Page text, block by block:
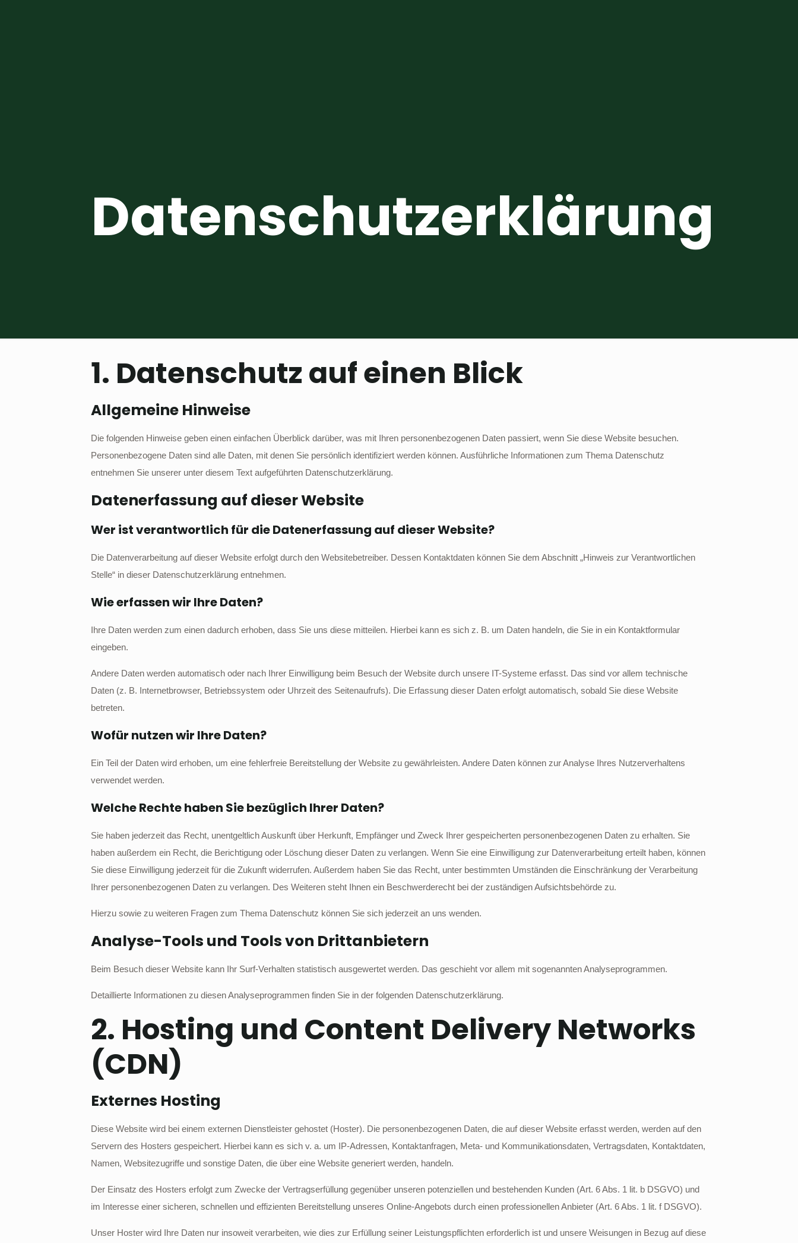
Datenschutzerklärung
1. Datenschutz auf einen Blick
Allgemeine Hinweise
Die folgenden Hinweise geben einen einfachen Überblick darüber, was mit Ihren personenbezogenen Daten passiert, wenn Sie diese Website besuchen.
Personenbezogene Daten sind alle Daten, mit denen Sie persönlich identifiziert werden können. Ausführliche Informationen zum Thema Datenschutz
entnehmen Sie unserer unter diesem Text aufgeführten Datenschutzerklärung.
Datenerfassung auf dieser Website
Wer ist verantwortlich für die Datenerfassung auf dieser Website?
Die Datenverarbeitung auf dieser Website erfolgt durch den Websitebetreiber. Dessen Kontaktdaten können Sie dem Abschnitt „Hinweis zur Verantwortlichen
Stelle“ in dieser Datenschutzerklärung entnehmen.
Wie erfassen wir Ihre Daten?
Ihre Daten werden zum einen dadurch erhoben, dass Sie uns diese mitteilen. Hierbei kann es sich z. B. um Daten handeln, die Sie in ein Kontaktformular
eingeben.
Andere Daten werden automatisch oder nach Ihrer Einwilligung beim Besuch der Website durch unsere IT-Systeme erfasst. Das sind vor allem technische
Daten (z. B. Internetbrowser, Betriebssystem oder Uhrzeit des Seitenaufrufs). Die Erfassung dieser Daten erfolgt automatisch, sobald Sie diese Website
betreten.
Wofür nutzen wir Ihre Daten?
Ein Teil der Daten wird erhoben, um eine fehlerfreie Bereitstellung der Website zu gewährleisten. Andere Daten können zur Analyse Ihres Nutzerverhaltens
verwendet werden.
Welche Rechte haben Sie bezüglich Ihrer Daten?
Sie haben jederzeit das Recht, unentgeltlich Auskunft über Herkunft, Empfänger und Zweck Ihrer gespeicherten personenbezogenen Daten zu erhalten. Sie
haben außerdem ein Recht, die Berichtigung oder Löschung dieser Daten zu verlangen. Wenn Sie eine Einwilligung zur Datenverarbeitung erteilt haben, können
Sie diese Einwilligung jederzeit für die Zukunft widerrufen. Außerdem haben Sie das Recht, unter bestimmten Umständen die Einschränkung der Verarbeitung
Ihrer personenbezogenen Daten zu verlangen. Des Weiteren steht Ihnen ein Beschwerderecht bei der zuständigen Aufsichtsbehörde zu.
Hierzu sowie zu weiteren Fragen zum Thema Datenschutz können Sie sich jederzeit an uns wenden.
Analyse-Tools und Tools von Dritt­anbietern
Beim Besuch dieser Website kann Ihr Surf-Verhalten statistisch ausgewertet werden. Das geschieht vor allem mit sogenannten Analyseprogrammen.
Detaillierte Informationen zu diesen Analyseprogrammen finden Sie in der folgenden Datenschutzerklärung.
2. Hosting und Content Delivery Networks
(CDN)
Externes Hosting
Diese Website wird bei einem externen Dienstleister gehostet (Hoster). Die personenbezogenen Daten, die auf dieser Website erfasst werden, werden auf den
Servern des Hosters gespeichert. Hierbei kann es sich v. a. um IP-Adressen, Kontaktanfragen, Meta- und Kommunikationsdaten, Vertragsdaten, Kontaktdaten,
Namen, Websitezugriffe und sonstige Daten, die über eine Website generiert werden, handeln.
Der Einsatz des Hosters erfolgt zum Zwecke der Vertragserfüllung gegenüber unseren potenziellen und bestehenden Kunden (Art. 6 Abs. 1 lit. b DSGVO) und
im Interesse einer sicheren, schnellen und effizienten Bereitstellung unseres Online-Angebots durch einen professionellen Anbieter (Art. 6 Abs. 1 lit. f DSGVO).
Unser Hoster wird Ihre Daten nur insoweit verarbeiten, wie dies zur Erfüllung seiner Leistungspflichten erforderlich ist und unsere Weisungen in Bezug auf diese